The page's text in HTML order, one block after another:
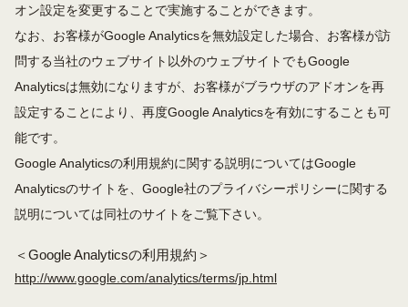
オン設定を変更することで実施することができます。
なお、お客様がGoogle Analyticsを無効設定した場合、お客様が訪
問する当社のウェブサイト以外のウェブサイトでもGoogle
Analyticsは無効になりますが、お客様がブラウザのアドオンを再
設定することにより、再度Google Analyticsを有効にすることも可
能です。
Google Analyticsの利用規約に関する説明についてはGoogle
Analyticsのサイトを、Google社のプライバシーポリシーに関する
説明については同社のサイトをご覧下さい。
＜Google Analyticsの利用規約＞
http://www.google.com/analytics/terms/jp.html